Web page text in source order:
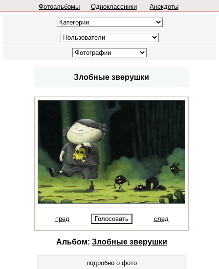
Фотоальбомы Одноклассники Анекдоты
Злобные зверушки
пред след
Альбом: Злобные зверушки
подробно о фото